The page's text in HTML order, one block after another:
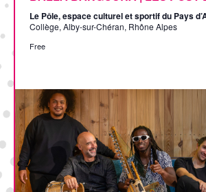
Le Pôle, espace culturel et sportif du Pays
Collège, Alby-sur-Chéran, Rhône Alpes
Free